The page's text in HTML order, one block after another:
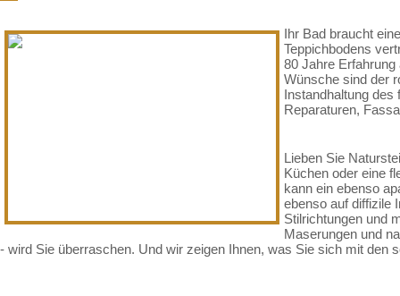
Ihr Bad braucht
Teppichbodens
80 Jahre
Wünsche sind der
Instandhaltung
Reparaturen,
Lieben Sie
Küchen oder eine
kann ein ebenso
ebenso auf diffizile
Stilrichtungen und
Maserungen und
- wird Sie überraschen. Und wir zeigen Ihnen, was Sie sich mit den